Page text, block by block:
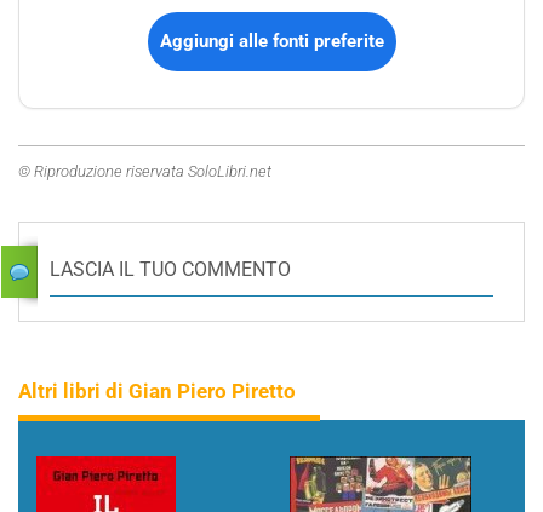
Aggiungi alle fonti preferite
© Riproduzione riservata SoloLibri.net
LASCIA IL TUO COMMENTO
Altri libri di Gian Piero Piretto